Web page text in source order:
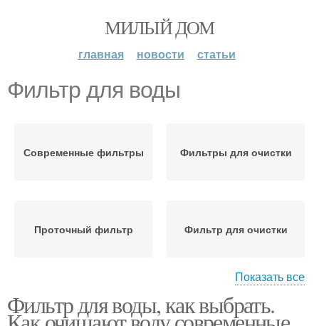
МИЛЫЙ ДОМ
главная новости статьи
Фильтр для воды
Современные фильтры Фильтры для очистки
Проточный фильтр Фильтр для очистки
Питьевой вод Магистральный фильтр
Показать все
Фильтр для воды, как выбрать.